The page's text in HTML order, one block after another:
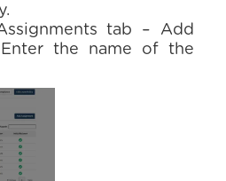
tab – Add
the name of the